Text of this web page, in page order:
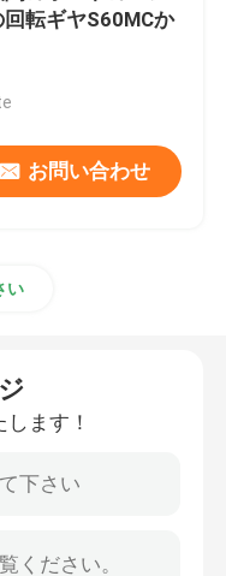
転ギヤS60MCか
お問い合わせ
い
ます！